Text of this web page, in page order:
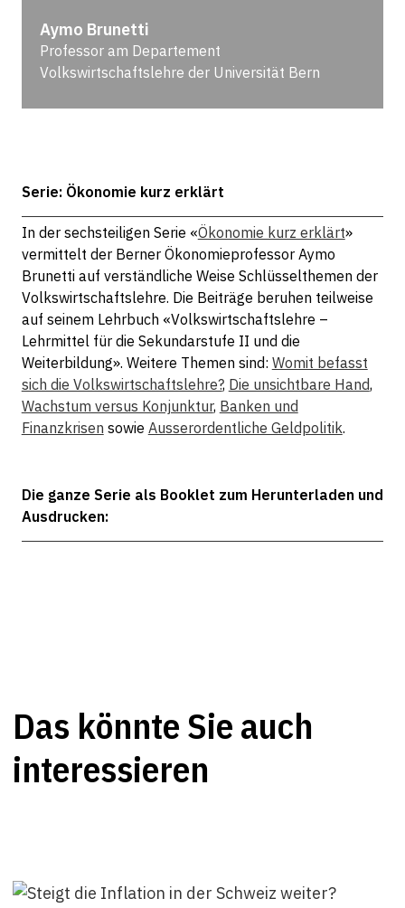
Aymo Brunetti
Professor am Departement
Volkswirtschaftslehre der Universität Bern
Serie: Ökonomie kurz erklärt
In der sechsteiligen Serie «Ökonomie kurz erklärt»
vermittelt der Berner Ökonomieprofessor Aymo
Brunetti auf verständliche Weise Schlüsselthemen der
Volkswirtschaftslehre. Die Beiträge beruhen teilweise
auf seinem Lehrbuch «Volkswirtschaftslehre –
Lehrmittel für die Sekundarstufe II und die
Weiterbildung». Weitere Themen sind: Womit befasst
sich die Volkswirtschaftslehre?, Die unsichtbare Hand,
Wachstum versus Konjunktur, Banken und
Finanzkrisen sowie Ausserordentliche Geldpolitik.
Die ganze Serie als Booklet zum Herunterladen und
Ausdrucken:
Das könnte Sie auch
interessieren